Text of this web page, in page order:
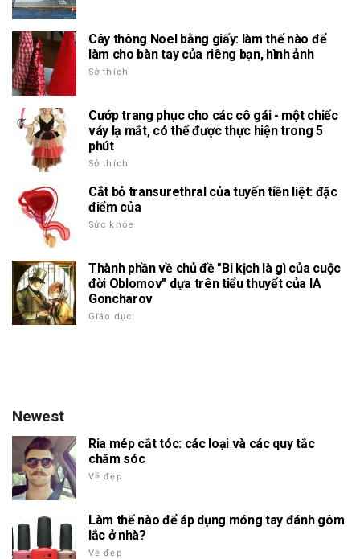
Cây thông Noel bằng giấy: làm thế nào để
làm cho bàn tay của riêng bạn, hình ảnh
Sở thích
Cướp trang phục cho các cô gái - một chiếc
váy lạ mắt, có thể được thực hiện trong 5
phút
Sở thích
Cắt bỏ transurethral của tuyến tiền liệt: đặc
điểm của
Sức khỏe
Thành phần về chủ đề "Bi kịch là gì của cuộc
đời Oblomov" dựa trên tiểu thuyết của IA
Goncharov
Giáo dục:
Newest
Ria mép cắt tóc: các loại và các quy tắc
chăm sóc
Vẻ đẹp
Làm thế nào để áp dụng móng tay đánh gôm
lắc ở nhà?
Vẻ đẹp